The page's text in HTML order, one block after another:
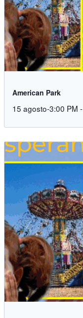
American Park
15 agosto-3:00 PM -